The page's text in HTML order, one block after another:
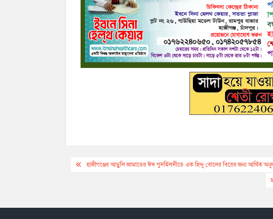
Postহাজীগঞ্জের আড়ুলি জামাতের ঈদ পুনর্মিলনীতে এক হিন্দু বোনের বিয়ের জন্য আর্থিক